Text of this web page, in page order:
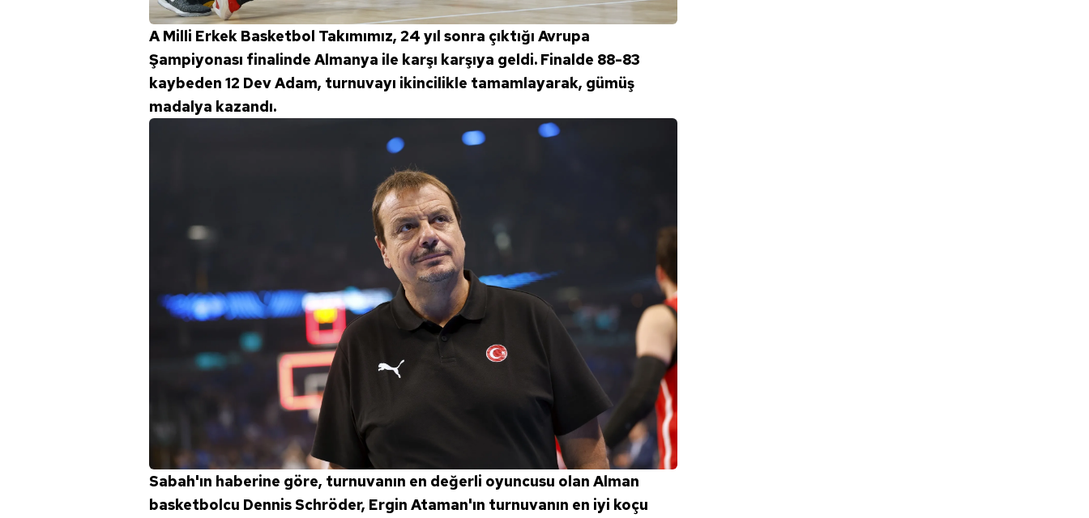
A Milli Erkek Basketbol Takımımız, 24 yıl sonra çıktığı Avrupa
Şampiyonası finalinde Almanya ile karşı karşıya geldi. Finalde 88-83
kaybeden 12 Dev Adam, turnuvayı ikincilikle tamamlayarak, gümüş
madalya kazandı.
Sabah'ın haberine göre, turnuvanın en değerli oyuncusu olan Alman
basketbolcu Dennis Schröder, Ergin Ataman'ın turnuvanın en iyi koçu